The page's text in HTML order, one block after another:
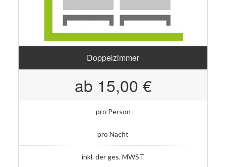
Doppelzimmer
ab 15,00 €
pro Person
pro Nacht
inkl. der ges. MWST